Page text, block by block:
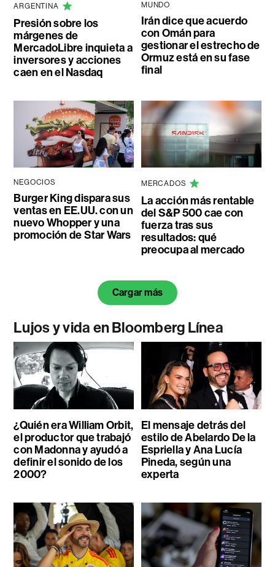
ARGENTINA
Presión sobre los
márgenes de
MercadoLibre inquieta a
inversores y acciones
caen en el Nasdaq
MUNDO
Irán dice que acuerdo
con Omán para
gestionar el estrecho de
Ormuz está en su fase
final
NEGOCIOS
Burger King dispara sus
ventas en EE.UU. con un
nuevo Whopper y una
promoción de Star Wars
MERCADOS
La acción más rentable
del S&P 500 cae con
fuerza tras sus
resultados: qué
preocupa al mercado
Cargar más
Lujos y vida en Bloomberg Línea
¿Quién era William Orbit,
el productor que trabajó
con Madonna y ayudó a
definir el sonido de los
2000?
El mensaje detrás del
estilo de Abelardo De la
Espriella y Ana Lucía
Pineda, según una
experta